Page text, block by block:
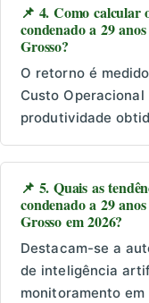
📌 4. Como calcular
condenado a 29
Grosso?
O retorno é
Custo
produtividade
📌 5. Quais as
condenado a 29
Grosso em 2026?
Destacam-se a
de inteligência
monitoramento